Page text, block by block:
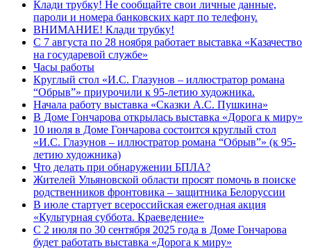
Клади трубку! Не сообщайте свои личные данные,
пароли и номера банковских карт по телефону.
ВНИМАНИЕ! Клади трубку!
С 7 августа по 28 ноября работает выставка «Казачество
на государевой службе»
Часы работы
Круглый стол «И.С. Глазунов – иллюстратор романа
“Обрыв”» приурочили к 95-летию художника.
Начала работу выставка «Сказки А.С. Пушкина»
В Доме Гончарова открылась выставка «Дорога к миру»
10 июля в Доме Гончарова состоится круглый стол
«И.С. Глазунов – иллюстратор романа “Обрыв”» (к 95-
летию художника)
Что делать при обнаружении БПЛА?
Жителей Ульяновской области просят помочь в поиске
родственников фронтовика – защитника Белоруссии
В июле стартует всероссийская ежегодная акция
«Культурная суббота. Краеведение»
С 2 июля по 30 сентября 2025 года в Доме Гончарова
будет работать выставка «Дорога к миру»